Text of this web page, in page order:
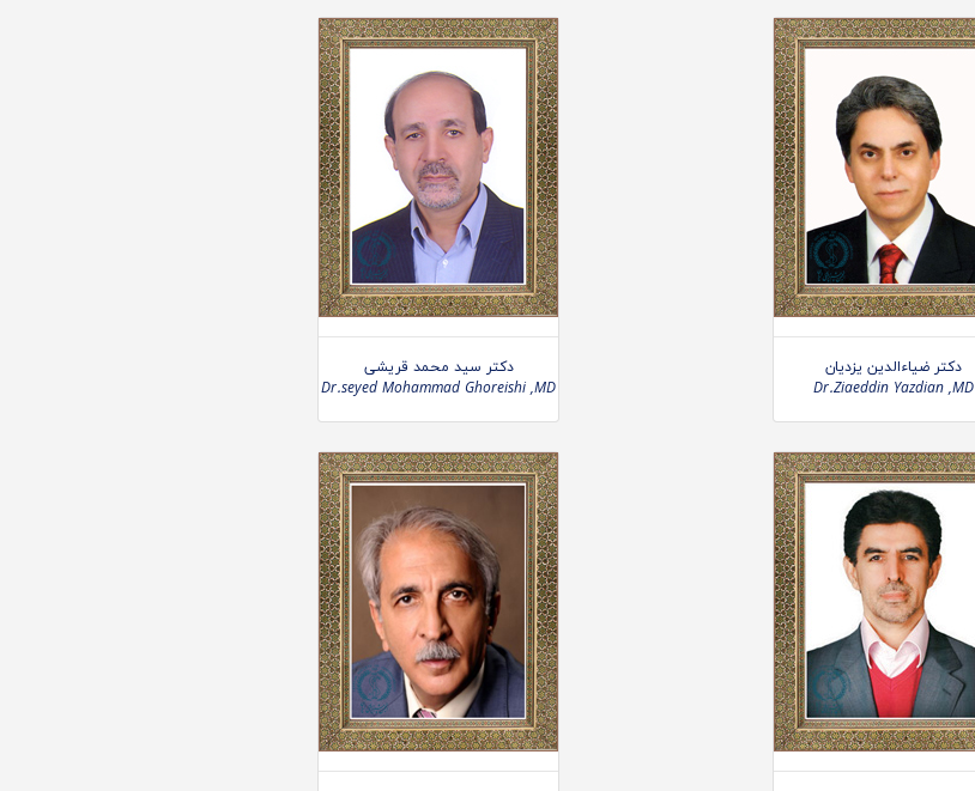
دکتر ضیاءالدین یزدیان
Dr.Ziaeddin Yazdian ,MD
دکتر سید محمد قریشی
Dr.seyed Mohammad Ghoreishi ,MD